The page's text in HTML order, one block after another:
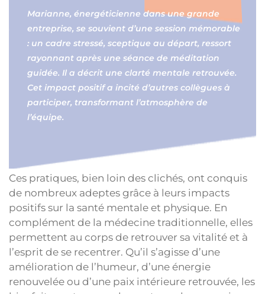
Marianne, énergéticienne dans une grande
entreprise, se souvient d’une session mémorable
: un cadre stressé, sceptique au départ, ressort
rayonnant après une séance de méditation
guidée. Il a décrit une clarté mentale retrouvée.
Cet impact positif a incité d’autres collègues à
participer, transformant l’atmosphère de
l’équipe.
Ces pratiques, bien loin des clichés, ont conquis
de nombreux adeptes grâce à leurs impacts
positifs sur la santé mentale et physique. En
complément de la médecine traditionnelle, elles
permettent au corps de retrouver sa vitalité et à
l’esprit de se recentrer. Qu’il s’agisse d’une
amélioration de l’humeur, d’une énergie
renouvelée ou d’une paix intérieure retrouvée, les